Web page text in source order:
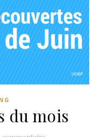
du mois